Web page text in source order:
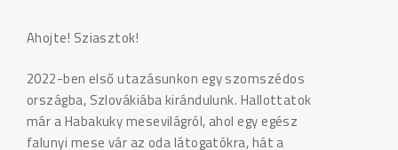
Ahojte! Sziasztok!
2022-ben első utazásunkon egy szomszédos
országba, Szlovákiába kirándulunk. Hallottatok
már a Habakuky mesevilágról, ahol egy egész
falunyi mese vár az oda látogatókra, hát a